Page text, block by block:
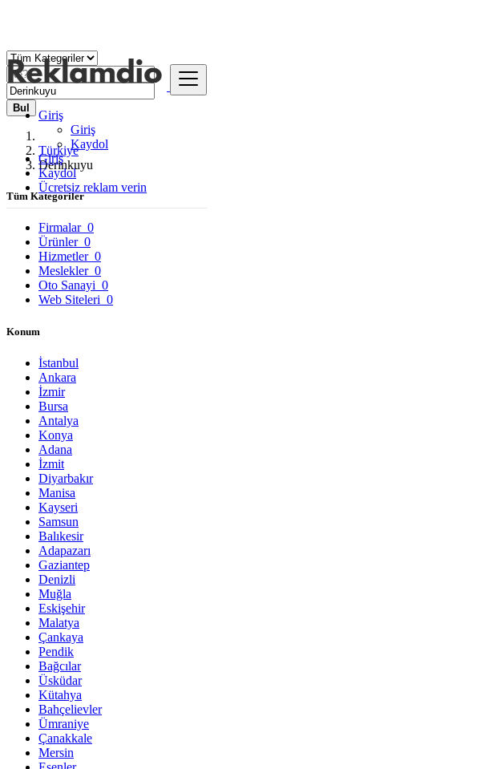
Giriş
Giriş
Kaydol
Giriş
Kaydol
Ücretsiz reklam verin
Bul
Türkiye
Derinkuyu
Tüm Kategoriler
Firmalar 0
Ürünler 0
Hizmetler 0
Meslekler 0
Oto Sanayi 0
Web Siteleri 0
Konum
İstanbul
Ankara
İzmir
Bursa
Antalya
Konya
Adana
İzmit
Diyarbakır
Manisa
Kayseri
Samsun
Balıkesir
Adapazarı
Gaziantep
Denizli
Muğla
Eskişehir
Malatya
Çankaya
Pendik
Bağcılar
Üsküdar
Kütahya
Bahçelievler
Ümraniye
Çanakkale
Mersin